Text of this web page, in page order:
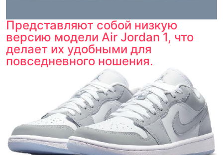
Представляют собой низкую
версию модели Air Jordan 1, что
делает их удобными для
повседневного ношения.